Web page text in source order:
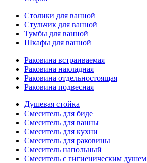
Столики для ванной
Стульчик для ванной
Тумбы для ванной
Шкафы для ванной
Раковина встраиваемая
Раковина накладная
Раковина отдельностоящая
Раковина подвесная
Душевая стойка
Смеситель для биде
Смеситель для ванны
Смеситель для кухни
Смеситель для раковины
Смеситель напольный
Смеситель с гигиеническим душем